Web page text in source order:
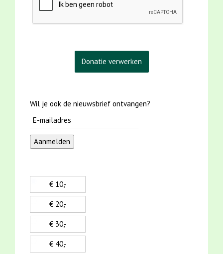
Wil je ook de nieuwsbrief ontvangen?
€ 10,-
€ 20,-
€ 30,-
€ 40,-